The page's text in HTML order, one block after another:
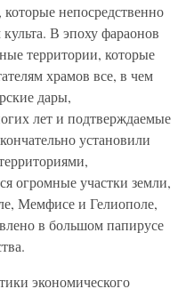
которые непосредственно
В эпоху фараонов
территории, которые
храмов все, в чем
дары,
лет и подтверждаемые
установили
огромные участки земли,
Мемфисе и Гелиополе,
в большом папирусе
экономического